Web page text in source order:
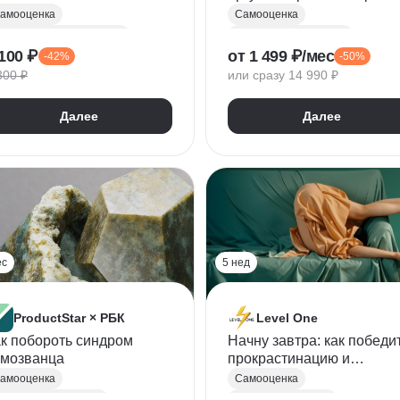
₽ -42%
₽
Далее
повышение
Самооценка
Развитие карьеры
Аргументация
Самопрезентация
Синдром самозванца
от 1 499 ₽/мес -50%
или сразу 14 990 ₽
Далее
ProductStar × РБК
побороть синдром
5 нед
Level One
Начну завтра: как
прокрастинацию и
прокачать силу воли
Самооценка